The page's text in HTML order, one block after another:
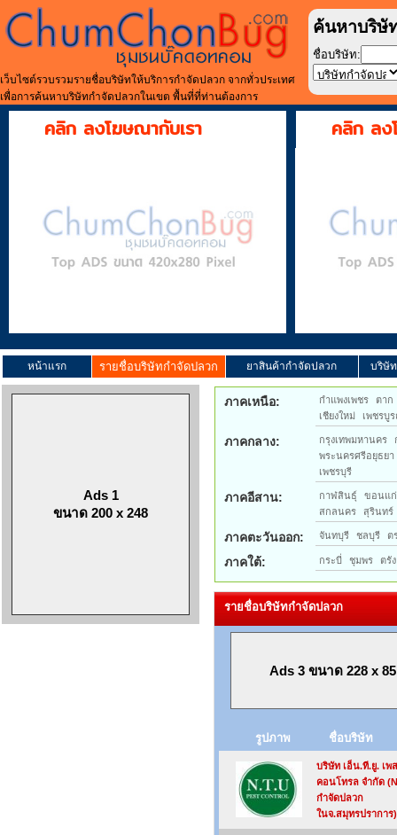
เว็บไซต์รวบรวมรายชื่อบริษัทให้บริการกำจัดปลวก จากทั่วประเทศ
เพื่อการค้นหาบริษัทกำจัดปลวกในเขต พื้นที่ที่ท่านต้องการ
ค้นหาบริษั
ชื่อบริษัท:
คลิก ลงโฆษณากับเรา คลิก ลง
หน้าแรก รายชื่อบริษัทกำจัดปลวก ยาสินค้ากำจัดปลวก บริษั
Ads 1
ขนาด 200 x 248
ภาคเหนือ: กำแพงเพชร
ตาก
เชียงใหม่
เพชรบู
ภาคกลาง: กรุงเทพมหานคร
พระนครศรีอยุธยา
เพชรบุรี
ภาคอีสาน: กาฬสินธุ์
ขอนแ
สกลนคร
สุรินทร์
ภาคตะวันออก: จันทบุรี ชลบุรี ต
ภาคใต้: กระบี่ ชุมพร ตรัง
รายชื่อบริษัทกำจัดปลวก
Ads 3 ขนาด 228 x 85
รูปภาพ ชื่อบริษัท
บริษัท เอ็น.ที.ยู. เพ
คอนโทรล จำกัด
กำจัดปลวก
ในจ.สมุทรปราการ)